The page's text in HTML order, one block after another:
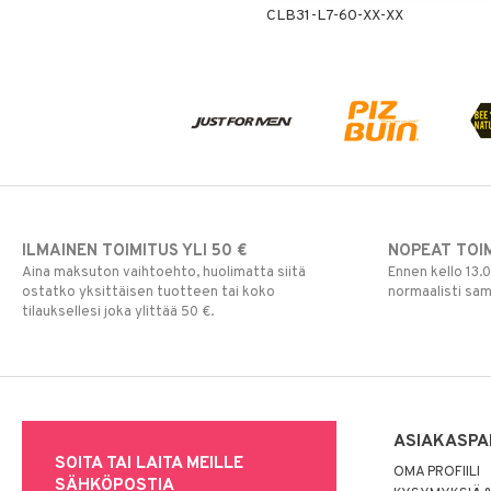
CLB31-L7-60-XX-XX
ILMAINEN TOIMITUS YLI 50 €
Aina maksuton vaihtoehto, huolimatta siitä
ostatko yksittäisen tuotteen tai koko
tilauksellesi joka ylittää 50 €.
NOPEAT
Ennen kello
normaalisti
SOITA TAI LAITA MEILLE
SÄHKÖPOSTIA
OMA PROFIILI